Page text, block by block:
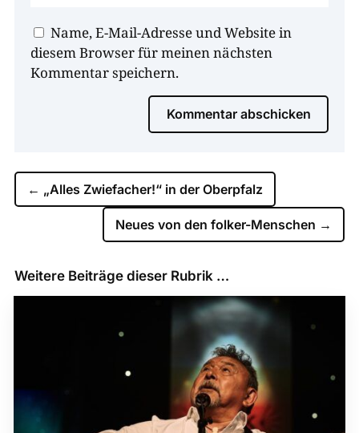
Name, E-Mail-Adresse und Website in
diesem Browser für meinen nächsten
Kommentar speichern.
Kommentar abschicken
← „Alles Zwiefacher!“ in der Oberpfalz
Neues von den folker-Menschen →
Weitere Beiträge dieser Rubrik …